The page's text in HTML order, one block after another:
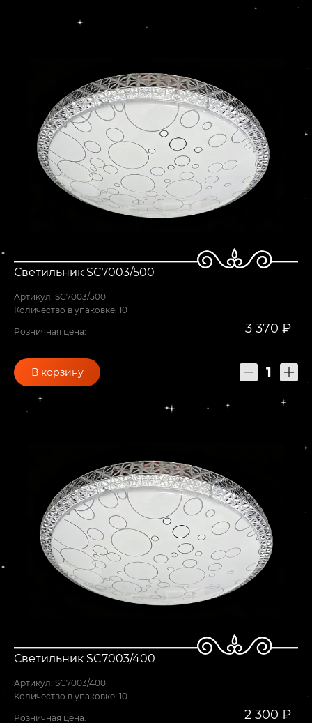
Светильник SC7003/500
Артикул: SC7003/500
Количество в упаковке: 10
Розничная цена: 3 370 ₽
В корзину
Светильник SC7003/400
Артикул: SC7003/400
Количество в упаковке: 10
Розничная цена: 2 300 ₽